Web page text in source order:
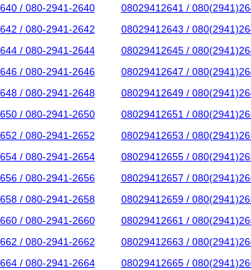
/ 080-2941-2640
08029412641 /
/ 080-2941-2642
08029412643 /
/ 080-2941-2644
08029412645 /
/ 080-2941-2646
08029412647 /
/ 080-2941-2648
08029412649 /
/ 080-2941-2650
08029412651 /
/ 080-2941-2652
08029412653 /
/ 080-2941-2654
08029412655 /
/ 080-2941-2656
08029412657 /
/ 080-2941-2658
08029412659 /
/ 080-2941-2660
08029412661 /
/ 080-2941-2662
08029412663 /
/ 080-2941-2664
08029412665 /